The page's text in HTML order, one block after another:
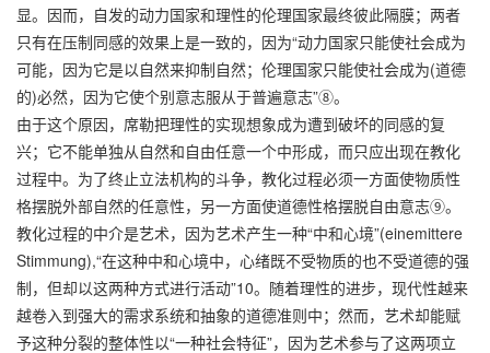
显。因而，自发的动力国家和理性的伦理国家最终彼此隔膜；两者
只有在压制同感的效果上是一致的，因为“动力国家只能使社会成为
可能，因为它是以自然来抑制自然；伦理国家只能使社会成为(道德
的)必然，因为它使个别意志服从于普遍意志”⑧。
由于这个原因，席勒把理性的实现想象成为遭到破坏的同感的复
兴；它不能单独从自然和自由任意一个中形成，而只应出现在教化
过程中。为了终止立法机构的斗争，教化过程必须一方面使物质性
格摆脱外部自然的任意性，另一方面使道德性格摆脱自由意志⑨。
教化过程的中介是艺术，因为艺术产生一种“中和心境”(einemittere
Stimmung),“在这种中和心境中，心绪既不受物质的也不受道德的强
制，但却以这两种方式进行活动”10。随着理性的进步，现代性越来
越卷入到强大的需求系统和抽象的道德准则中；然而，艺术却能赋
予这种分裂的整体性以“一种社会特征”，因为艺术参与了这两项立